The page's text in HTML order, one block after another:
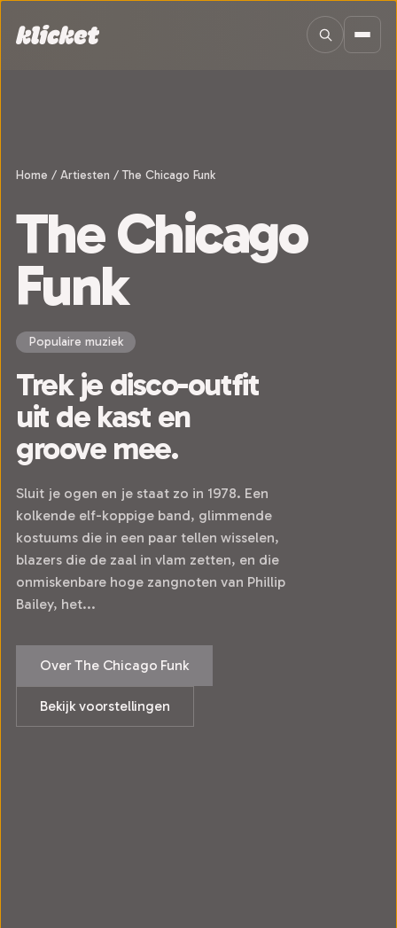
Home / Artiesten / The Chicago Funk
The Chicago
Funk
Populaire muziek
Trek je disco-outfit
uit de kast en
groove mee.
Sluit je ogen en je staat zo in 1978. Een
kolkende elf-koppige band, glimmende
kostuums die in een paar tellen wisselen,
blazers die de zaal in vlam zetten, en die
onmiskenbare hoge zangnoten van Phillip
Bailey, het...
Over The Chicago Funk
Bekijk voorstellingen